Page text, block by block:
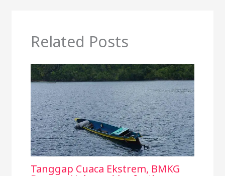
Related Posts
Tanggap Cuaca Ekstrem, BMKG